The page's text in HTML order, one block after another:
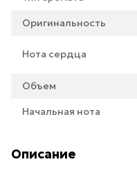
Оригинальность
Нота сердца
Объем
Начальная нота
Описание